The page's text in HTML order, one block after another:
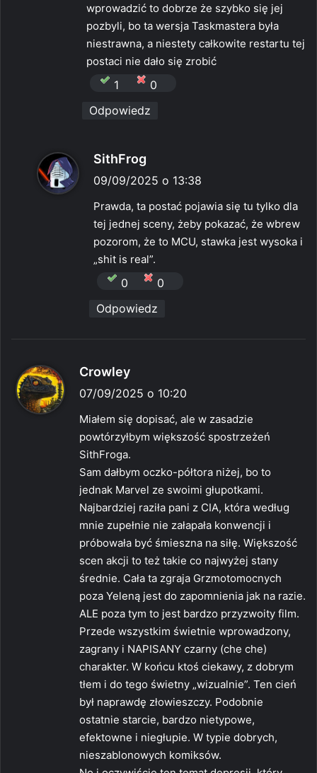
wprowadzić to dobrze że szybko się jej
pozbyli, bo ta wersja Taskmastera była
niestrawna, a niestety całkowite restartu tej
postaci nie dało się zrobić
1
0
Odpowiedz
SithFrog
i
z
e
:
09/09/2025 o 13:38
Prawda, ta postać pojawia się tu tylko dla
tej jednej sceny, żeby pokazać, że wbrew
pozorom, że to MCU, stawka jest wysoka i
„shit is real”.
0
0
Odpowiedz
Crowley
i
z
:
07/09/2025 o 10:20
Miałem się dopisać, ale w zasadzie
powtórzyłbym większość spostrzeżeń
SithFroga.
Sam dałbym oczko-półtora niżej, bo to
jednak Marvel ze swoimi głupotkami.
Najbardziej raziła pani z CIA, która według
mnie zupełnie nie załapała konwencji i
próbowała być śmieszna na siłę. Większość
scen akcji to też takie co najwyżej stany
średnie. Cała ta zgraja Grzmotomocnych
poza Yeleną jest do zapomnienia jak na razie.
ALE poza tym to jest bardzo przyzwoity film.
Przede wszystkim świetnie wprowadzony,
zagrany i NAPISANY czarny (che che)
charakter. W końcu ktoś ciekawy, z dobrym
tłem i do tego świetny „wizualnie”. Ten cień
był naprawdę złowieszczy. Podobnie
ostatnie starcie, bardzo nietypowe,
efektowne i niegłupie. W typie dobrych,
nieszablonowych komiksów.